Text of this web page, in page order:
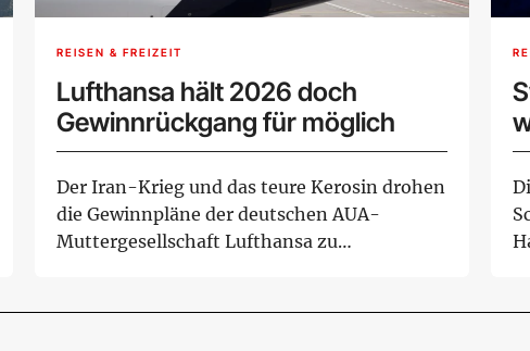
REISEN & FREIZEIT
Lufthansa hält 2026 doch
Gewinnrückgang für möglich
Der Iran-Krieg und das teure Kerosin drohen
die Gewinnpläne der deutschen AUA-
Muttergesellschaft Lufthansa zu